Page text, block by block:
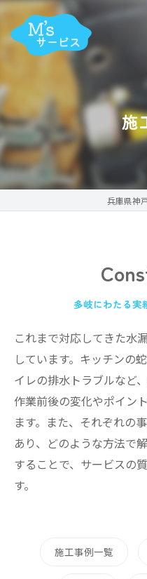
施
兵庫県神
多岐にわたる実
これまで対応してきた水
しています。キッチンの
イレの排水トラブルなど
作業前後の変化やポイン
ます。また、それぞれの
あり、どのような方法で
することで、サービスの
す。
施工事例一覧